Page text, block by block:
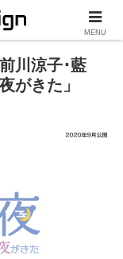
川涼子･藍
がきた」
MENU